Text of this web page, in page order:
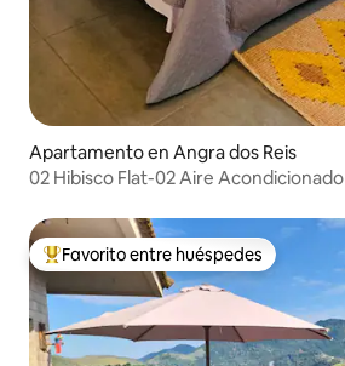
Apartamento en Angra dos Reis
02 Hibisco Flat-02 Aire Acondicionado
Favorito entre huéspedes preferido
Favorito entre huéspedes